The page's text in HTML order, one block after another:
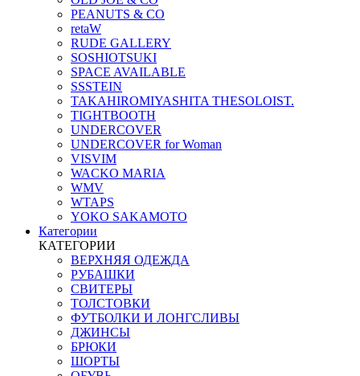
PEANUTS & CO
retaW
RUDE GALLERY
SOSHIOTSUKI
SPACE AVAILABLE
SSSTEIN
TAKAHIROMIYASHITA THESOLOIST.
TIGHTBOOTH
UNDERCOVER
UNDERCOVER for Woman
VISVIM
WACKO MARIA
WMV
WTAPS
YOKO SAKAMOTO
Категории
КАТЕГОРИИ
ВЕРХНЯЯ ОДЕЖДА
РУБАШКИ
СВИТЕРЫ
ТОЛСТОВКИ
ФУТБОЛКИ И ЛОНГСЛИВЫ
ДЖИНСЫ
БРЮКИ
ШОРТЫ